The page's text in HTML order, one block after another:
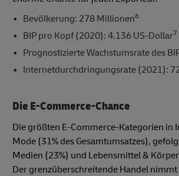
Bevölkerung: 278 Millionen6
BIP pro Kopf (2020): 4.136 US-Dollar7
Prognostizierte Wachstumsrate des
Internetdurchdringungsrate (2021):
Die E-Commerce-Chance
Die größten E-Commerce-Kategorien in
Mode (31% des Gesamtumsatzes),
Medien (23%) und Lebensmittel &
Der grenzüberschreitende Handel